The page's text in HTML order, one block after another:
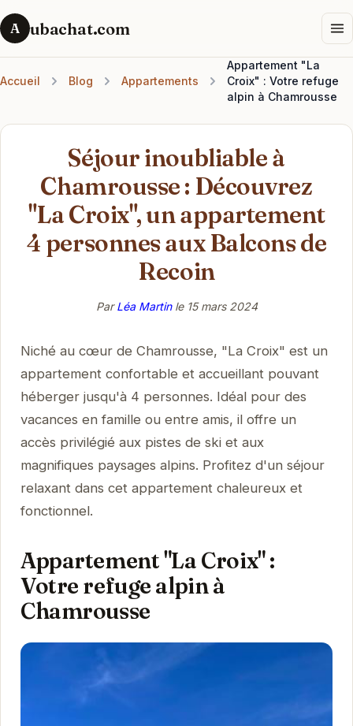
A ubachat.com
Accueil Blog Appartements
Appartement "La
Croix" : Votre refuge
alpin à Chamrousse
Séjour inoubliable à
Chamrousse : Découvrez
"La Croix", un appartement
4 personnes aux Balcons de
Recoin
ParLéa Martinle 15 mars 2024
Niché au cœur de Chamrousse, "La Croix" est un
appartement confortable et accueillant pouvant
héberger jusqu'à 4 personnes. Idéal pour des
vacances en famille ou entre amis, il offre un
accès privilégié aux pistes de ski et aux
magnifiques paysages alpins. Profitez d'un séjour
relaxant dans cet appartement chaleureux et
fonctionnel.
Appartement "La Croix" :
Votre refuge alpin à
Chamrousse